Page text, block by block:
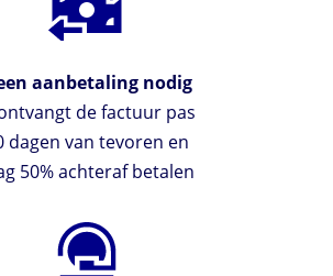
aanbetaling nodig
de factuur pas
dagen van tevoren en
50% achteraf betalen